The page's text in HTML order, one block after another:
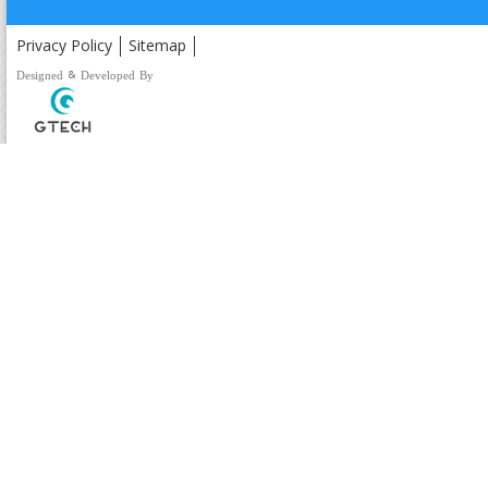
Privacy Policy Sitemap
Designed & Developed By